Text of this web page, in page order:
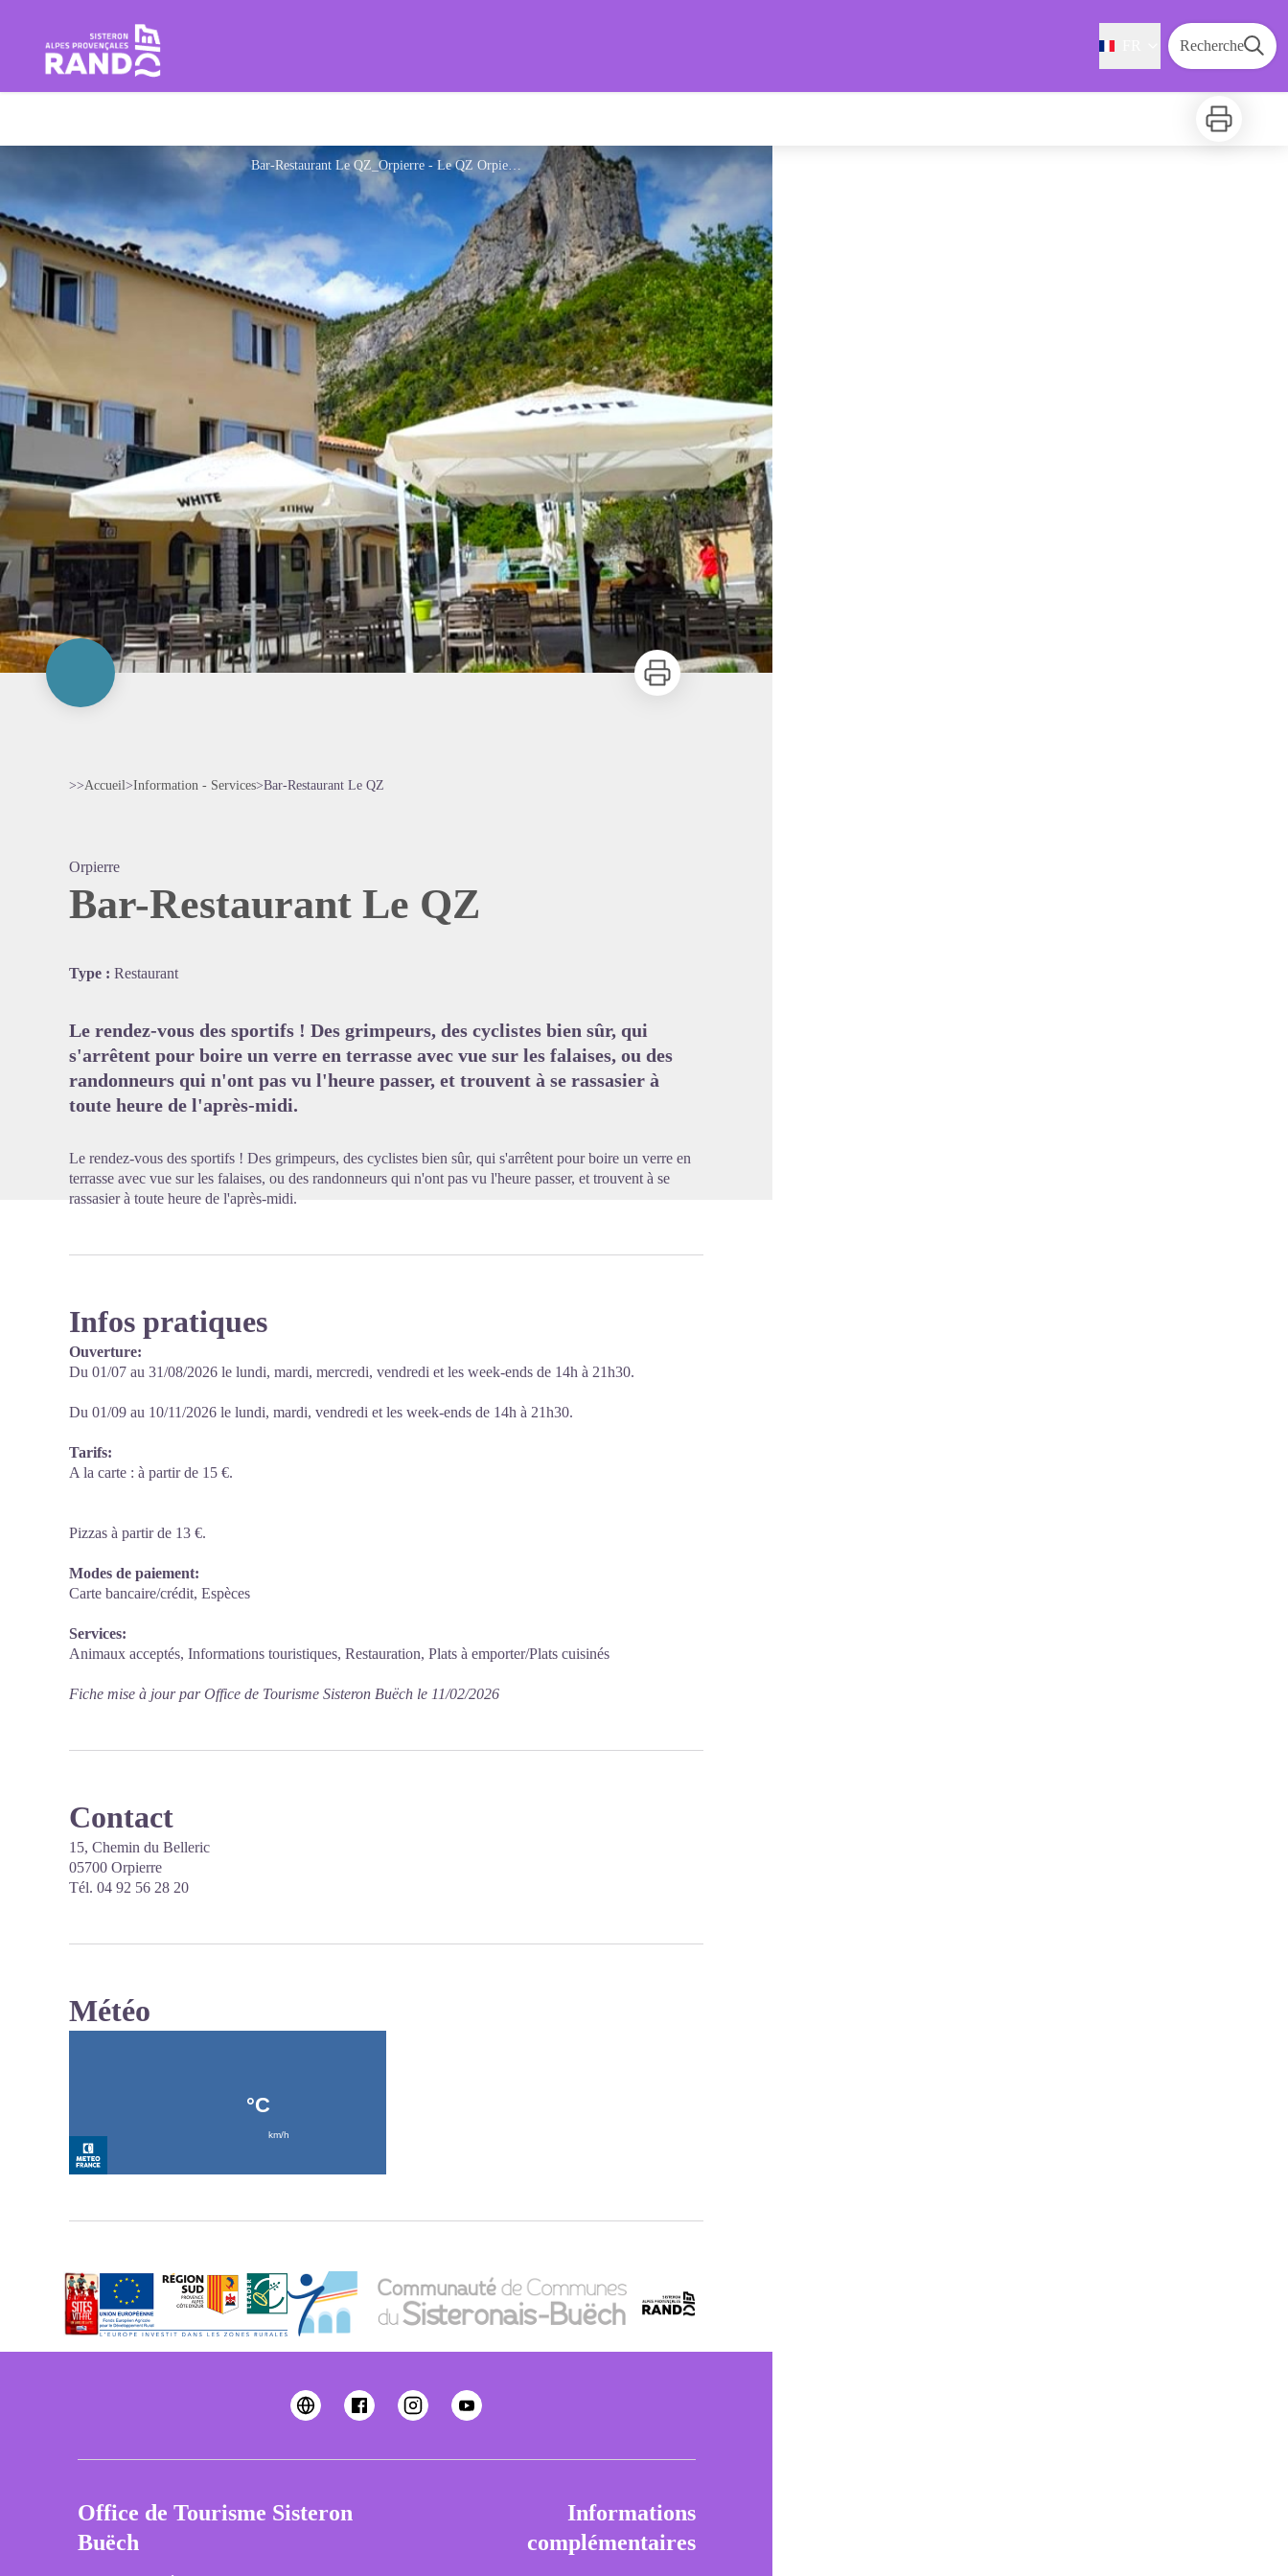
Rando Sisteron Buëch Baronnies Provençales Recherche
Imprimer
Bar-Restaurant Le QZ_Orpierre - Le QZ Orpierre
Imprimer
>>Accueil>Information - Services>Bar-Restaurant Le QZ
Orpierre
Bar-Restaurant Le QZ
Type : Restaurant
Le rendez-vous des sportifs ! Des grimpeurs, des cyclistes bien sûr, qui
s'arrêtent pour boire un verre en terrasse avec vue sur les falaises, ou des
randonneurs qui n'ont pas vu l'heure passer, et trouvent à se rassasier à
toute heure de l'après-midi.
Le rendez-vous des sportifs ! Des grimpeurs, des cyclistes bien sûr, qui s'arrêtent pour boire un verre en
terrasse avec vue sur les falaises, ou des randonneurs qui n'ont pas vu l'heure passer, et trouvent à se
rassasier à toute heure de l'après-midi.
Infos pratiques
Ouverture:
Du 01/07 au 31/08/2026 le lundi, mardi, mercredi, vendredi et les week-ends de 14h à 21h30.
Du 01/09 au 10/11/2026 le lundi, mardi, vendredi et les week-ends de 14h à 21h30.
Tarifs:
A la carte : à partir de 15 €.
Pizzas à partir de 13 €.
Modes de paiement:
Carte bancaire/crédit, Espèces
Services:
Animaux acceptés, Informations touristiques, Restauration, Plats à emporter/Plats cuisinés
Fiche mise à jour par Office de Tourisme Sisteron Buëch le 11/02/2026
Contact
15, Chemin du Belleric
05700 Orpierre
Tél. 04 92 56 28 20
Météo
Office de Tourisme Sisteron
Buëch
Informations
complémentaires